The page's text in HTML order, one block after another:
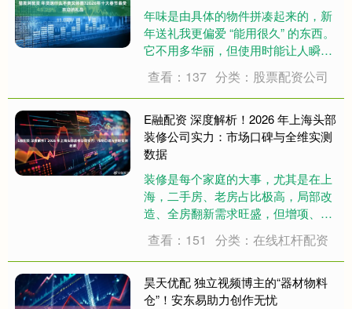
年味是由具体的物件拼凑起来的，新
年送礼我更偏爱 “能用很久” 的东西。
它不用多华丽，但使用时能让人瞬间
机或羊毛毯，这些礼物把关心变成了
日常陪伴。趁着快递没停，看看这份
能温暖一整年的礼物清单。 推荐一：
解放耳道....
查看：137 分类：股票配资公司
E融配资 深度解析！2026 年上海头部
装修公司实力：市场口碑与全维实测
数据
装修是每个家庭的大事，尤其是在上
海，二手房、老房占比极高，局部改
造、全房翻新需求旺盛，但增项、延
已。2026年上海家装市场格局愈发清
晰，头部公司凭借扎实的实力和良好
口碑脱颖而出。本文结合实测数据、
业主真实反馈....
查看：151 分类：在线杠杆配资
昊天优配 独立视频博主的“器材物料
仓”！安东易助力创作无忧